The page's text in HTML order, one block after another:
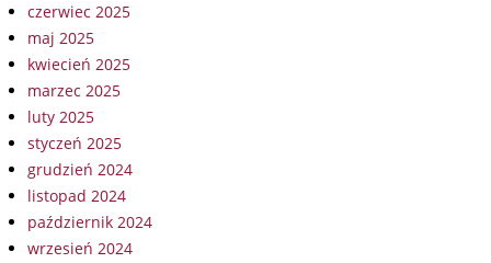
czerwiec 2025
maj 2025
kwiecień 2025
marzec 2025
luty 2025
styczeń 2025
grudzień 2024
listopad 2024
październik 2024
wrzesień 2024